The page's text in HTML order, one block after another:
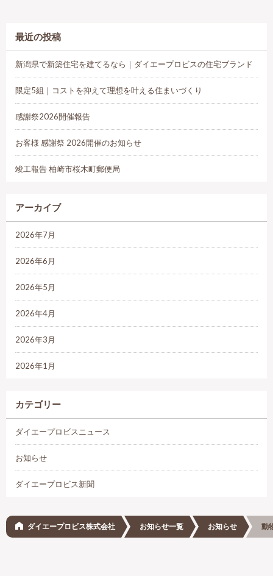
最近の投稿
新潟県で新築住宅を建てるなら｜ダイエープロビスの住宅ブランド
限定5組｜コストを抑えて理想を叶える住まいづくり
感謝祭2026開催報告
お客様 感謝祭 2026開催のお知らせ
竣工報告 柏崎市桜木町郵便局
アーカイブ
2026年7月
2026年6月
2026年5月
2026年4月
2026年3月
2026年1月
カテゴリー
ダイエープロビスニュース
お知らせ
ダイエープロビス新聞
ダイエープロビス株式会社 お知らせ一覧 お知らせ 動